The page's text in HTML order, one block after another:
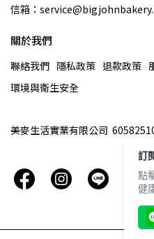
信箱：
關於我們
聯絡我們 隱私政策 退款政策
環境與衛生安全
美麥生活實業有限公司
訂
點
健